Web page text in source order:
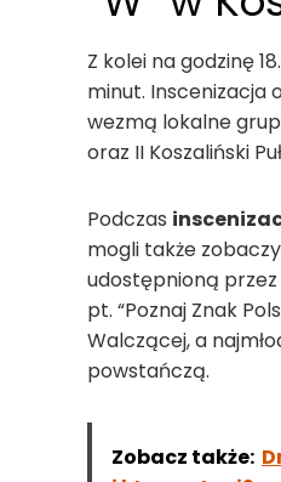
Z kolei na godzinę
minut. Inscenizacja
wezmą lokalne
oraz II Koszaliński
Podczas
mogli także
udostępnioną przez
pt. “Poznaj Znak
Walczącej, a
powstańczą.
Zobacz także: